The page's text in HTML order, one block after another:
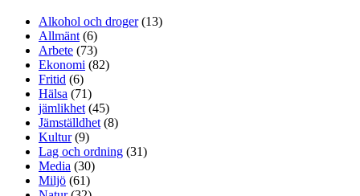
Alkohol och droger(13)
Allmänt (6)
Arbete (73)
Ekonomi (82)
Fritid (6)
Hälsa (71)
jämlikhet (45)
Jämställdhet (8)
Kultur(9)
Lag och ordning (31)
Media (30)
Miljö (61)